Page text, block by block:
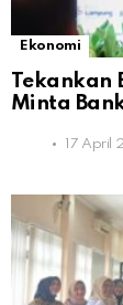
Ekonomi
Tekankan
Minta
17 April